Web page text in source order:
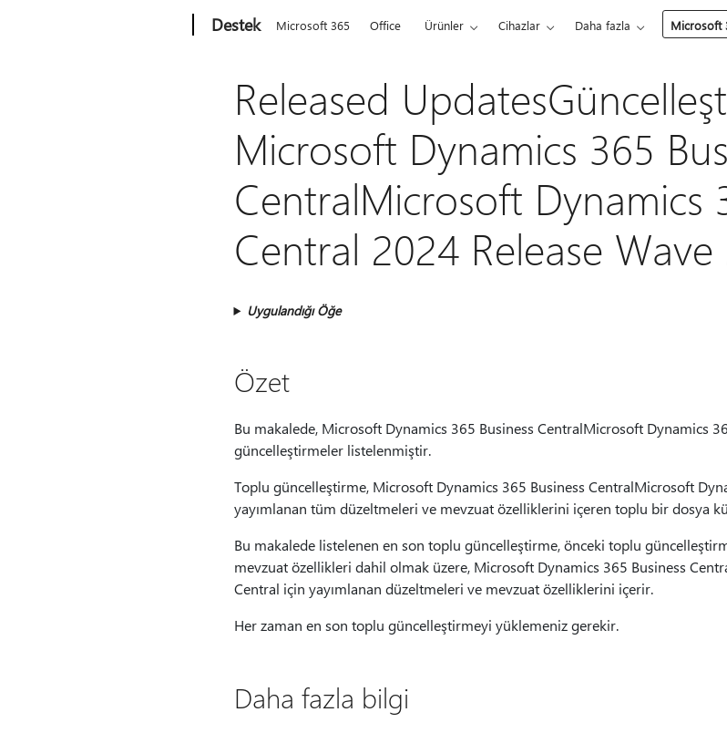
Destek Microsoft 365 Office Ürünler Cihazlar Daha fazla Microsoft
Released
Microsoft Dynamics 365
CentralMicrosoft Dynamics
Central 2024 Release Wave
Uygulandığı Öğe
Özet
Bu makalede, Microsoft Dynamics 365 Business CentralMicrosoft Dynamics
güncelleştirmeler listelenmiştir.
Toplu güncelleştirme, Microsoft Dynamics 365 Business CentralMicrosoft
yayımlanan tüm düzeltmeleri ve mevzuat özelliklerini içeren toplu bir dosya
Bu makalede listelenen en son toplu güncelleştirme, önceki toplu
mevzuat özellikleri dahil olmak üzere, Microsoft Dynamics 365 Business
Central için yayımlanan düzeltmeleri ve mevzuat özelliklerini içerir.
Her zaman en son toplu güncelleştirmeyi yüklemeniz gerekir.
Daha fazla bilgi